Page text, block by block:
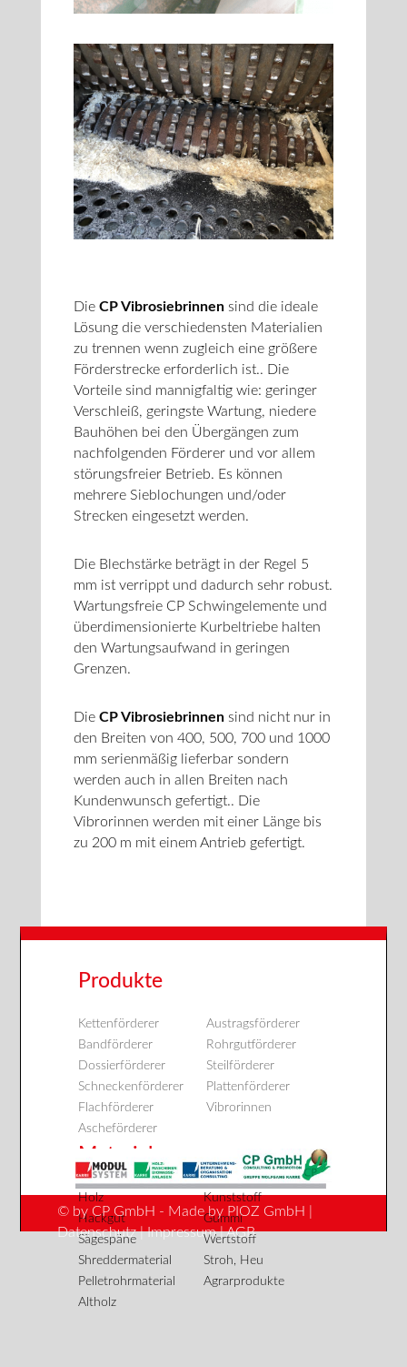
Die CP Vibrosiebrinnensind die ideale
Lösung die verschiedensten Materialien
zu trennen wenn zugleich eine größere
Förderstrecke erforderlich ist.. Die
Vorteile sind mannigfaltig wie: geringer
Verschleiß, geringste Wartung, niedere
Bauhöhen bei den Übergängen zum
nachfolgenden Förderer und vor allem
störungsfreier Betrieb. Es können
mehrere Sieblochungen und/oder
Strecken eingesetzt werden.
Die Blechstärke beträgt in der Regel 5
mm ist verrippt und dadurch sehr robust.
Wartungsfreie CP Schwingelemente und
überdimensionierte Kurbeltriebe halten
den Wartungsaufwand in geringen
Grenzen.
Die CP Vibrosiebrinnensind nicht nur in
den Breiten von 400, 500, 700 und 1000
mm serienmäßig lieferbar sondern
werden auch in allen Breiten nach
Kundenwunsch gefertigt.. Die
Vibrorinnen werden mit einer Länge bis
zu 200 m mit einem Antrieb gefertigt.
Produkte
Kettenförderer
Bandförderer
Dossierförderer
Schneckenförderer
Flachförderer
Ascheförderer
Austragsförderer
Rohrgutförderer
Steilförderer
Plattenförderer
Vibrorinnen
Material
Holz
Hackgut
Sägespäne
Shreddermaterial
Pelletrohrmaterial
Altholz
Kunststoff
Gummi
Wertstoff
Stroh, Heu
Agrarprodukte
© by CP GmbH - Made by PIOZ GmbH
Datenschutz|Impressum|AGB